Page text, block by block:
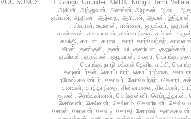
VOC SONGS,
Gongu, Gounder, KMDK, Kongu, Tamil
அகினி, அந்துவன், அன‌ங்ன், அழகன், ஆடை,
கும்பன், ஆதிரை, ஆந்தை, ஆரியன், ஆவ‌ன், இந்தரன்,
ஈஸ்வரன், உவனன், என்னை, ஒழுக்கர், ஓதாலர்,
கண்ணன், கனவாலன், கன்னாந்தை, கம்பன்,
கலிஞி, காடன், காடை, காரி, கார்வேந்தர்,
கீரன், குண்குலி, குண்டலி, குனியன், குனுக்கன்,
குயிலன், குருப்பன், குழயான், கூரை, கொங்கு
கொங்கு நாடு மக்கள் தேசிய கட்சி,
கவுண்டர்கள், கொட்டாரர், கொட்ராந்தை,
ரமேஷ் கவுண்டர், கோவர், கோவேந்தர், கௌரி,
சனகன், சாத்தாந்தை, சின்னமலை, சிலம்பன்,
சூலன், செங்க‌ன்னன், செங்குன்னி, செம்பூத்தான்,
செம்வன், செல்லன், செல்லம், செளரியன்,
சேரன், சேரலன், சேவடி, சோதி, சோமன், தனக்கவன்,